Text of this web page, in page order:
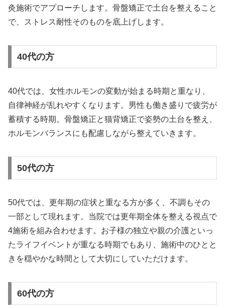
灸施術でアプローチします。骨盤矯正で土台を整えること
で、ストレス耐性そのものを底上げします。
40代の方
40代では、女性ホルモンの変動が始まる時期と重なり、
自律神経が乱れやすくなります。男性も働き盛りで疲労が
蓄積する時期。骨盤矯正と猫背矯正で姿勢の土台を整え、
ホルモンバランスにも配慮しながら整えていきます。
50代の方
50代では、更年期の症状と重なる方が多く、不調もその
一部として現れます。当院では更年期全体を整える視点で
4施術を組み合わせます。お子様の独立や親の介護といっ
たライフイベントが重なる時期でもあり、施術中のひとと
きを穏やかな時間として大切にしていただけます。
60代の方